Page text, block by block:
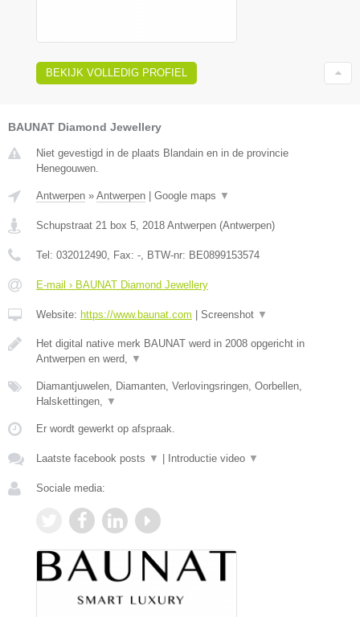
BEKIJK VOLLEDIG PROFIEL
BAUNAT Diamond Jewellery
Niet gevestigd in de plaats Blandain en in de provincie
Henegouwen.
Antwerpen » Antwerpen Google maps ▼
Schupstraat 21 box 5 2018 Antwerpen (Antwerpen)
Tel: 032012490 , Fax: - , BTW-nr: BE0899153574
E-mail › BAUNAT Diamond Jewellery
Website: https://www.baunat.com Screenshot ▼
Het digital native merk BAUNAT werd in 2008 opgericht in
Antwerpen en werd,
▼
Diamantjuwelen, Diamanten, Verlovingsringen, Oorbellen,
Halskettingen,
▼
Er wordt gewerkt op afspraak.
Laatste facebook posts ▼ Introductie video ▼
Sociale media: